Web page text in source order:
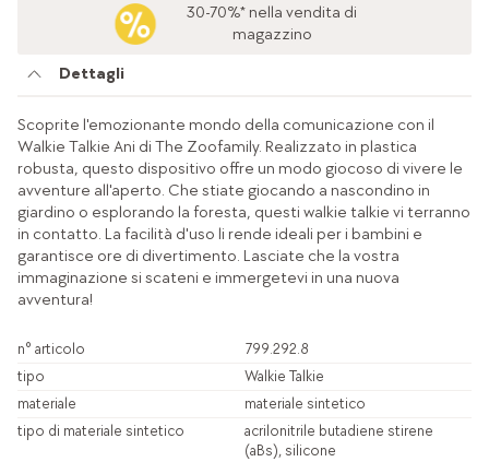
30-70%* nella vendita di
magazzino
Dettagli
Scoprite l'emozionante mondo della comunicazione con il
Walkie Talkie Ani di The Zoofamily. Realizzato in plastica
robusta, questo dispositivo offre un modo giocoso di vivere le
avventure all'aperto. Che stiate giocando a nascondino in
giardino o esplorando la foresta, questi walkie talkie vi terranno
in contatto. La facilità d'uso li rende ideali per i bambini e
garantisce ore di divertimento. Lasciate che la vostra
immaginazione si scateni e immergetevi in una nuova
avventura!
n° articolo
799.292.8
tipo
Walkie Talkie
materiale
materiale sintetico
tipo di materiale sintetico
acrilonitrile butadiene stirene
(aBs), silicone